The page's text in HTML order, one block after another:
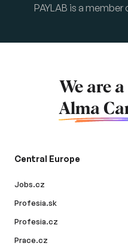
PAYLAB is a member
We are
Alma
Central Europe
Jobs.cz
Profesia.sk
Profesia.cz
Prace.cz